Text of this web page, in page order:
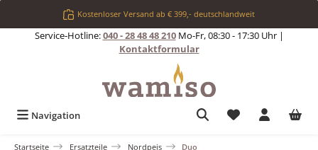
Zum Hauptinhalt springenKostenloser Versand ab € 399,- deutschlandweit
Service-Hotline:040 - 28 48 48 210Mo-Fr, 08:30 - 17:30 Uhr |
Kontaktformular
Navigation Du hast 0
Startseite Ersatzteile Nordpeis Duo